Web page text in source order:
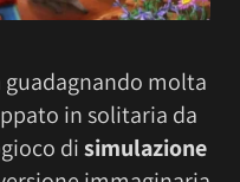
guadagnando molta
in solitaria da
disimulazione